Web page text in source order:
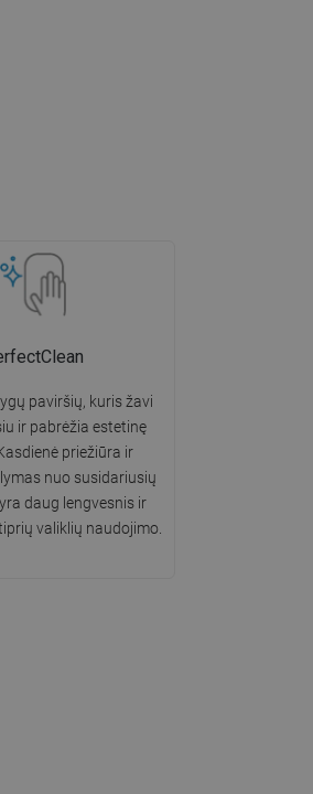
paviršių, kuris žavi
ir pabrėžia estetinę
priežiūra ir
nuo susidariusių
daug lengvesnis ir
valiklių naudojimo.